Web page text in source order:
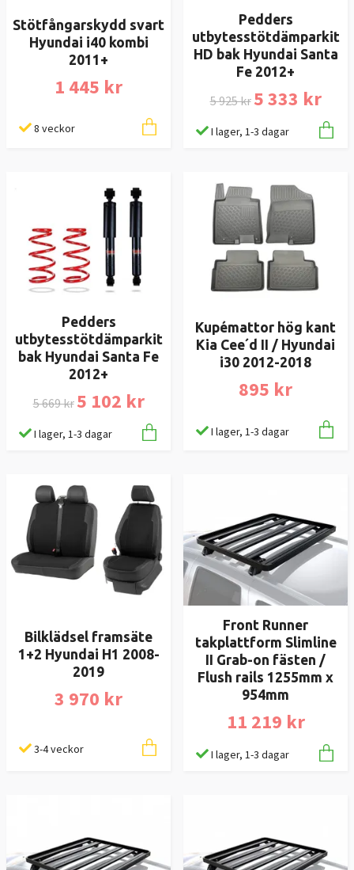
Stötfångarskydd svart
Hyundai i40 kombi
2011+
1 445 kr
8 veckor
Pedders
utbytesstötdämparkit
HD bak Hyundai Santa
Fe 2012+
5 925 kr 5 333 kr
I lager, 1-3 dagar
Pedders
utbytesstötdämparkit
bak Hyundai Santa Fe
2012+
5 669 kr 5 102 kr
I lager, 1-3 dagar
Kupémattor hög kant
Kia Cee´d II / Hyundai
i30 2012-2018
895 kr
I lager, 1-3 dagar
Bilklädsel framsäte
1+2 Hyundai H1 2008-
2019
3 970 kr
3-4 veckor
Front Runner
takplattform Slimline
II Grab-on fästen /
Flush rails 1255mm x
954mm
11 219 kr
I lager, 1-3 dagar